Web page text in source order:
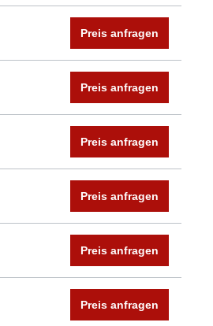
Preis anfragen
Preis anfragen
Preis anfragen
Preis anfragen
Preis anfragen
Preis anfragen